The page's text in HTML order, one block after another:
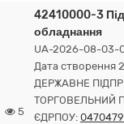
5
42410000-3
обладнання
UA-2026-08-03-
Дата створення
ДЕРЖАВНЕ
ТОРГОВЕЛЬНИЙ
ЄДРПОУ: